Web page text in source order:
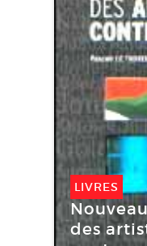
LIVRES
des